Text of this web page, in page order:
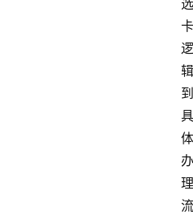
选
卡
逻
辑
到
具
体
办
理
流